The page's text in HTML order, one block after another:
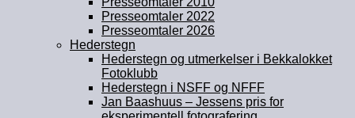
Presseomtaler 2022
Presseomtaler 2026
Hederstegn
Hederstegn og utmerkelser i Bekkalokket
Fotoklubb
Hederstegn i NSFF og NFFF
Jan Baashuus – Jessens pris for